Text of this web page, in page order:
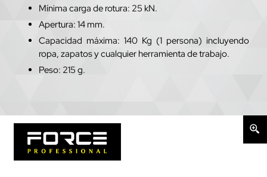
Mínima carga de rotura: 25 kN.
Apertura: 14 mm.
Capacidad máxima: 140 Kg (1 persona) incluyendo
ropa, zapatos y cualquier herramienta de trabajo.
Peso: 215 g.